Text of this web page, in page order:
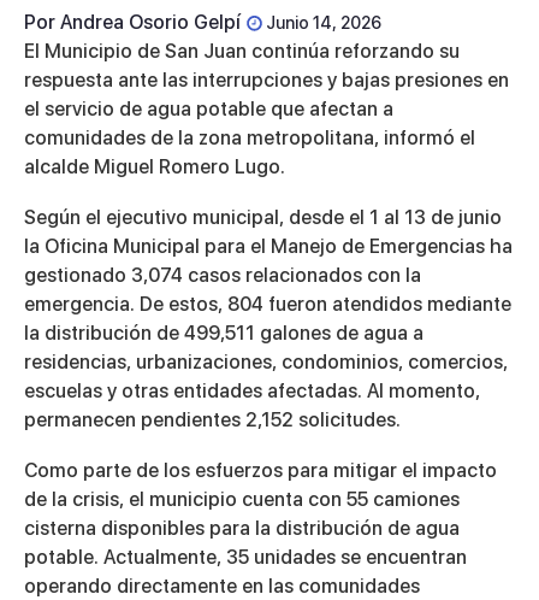
Por Andrea Osorio Gelpí Junio 14, 2026
El Municipio de San Juan continúa reforzando su
respuesta ante las interrupciones y bajas presiones en
el servicio de agua potable que afectan a
comunidades de la zona metropolitana, informó el
alcalde Miguel Romero Lugo.
Según el ejecutivo municipal, desde el 1 al 13 de junio
la Oficina Municipal para el Manejo de Emergencias ha
gestionado 3,074 casos relacionados con la
emergencia. De estos, 804 fueron atendidos mediante
la distribución de 499,511 galones de agua a
residencias, urbanizaciones, condominios, comercios,
escuelas y otras entidades afectadas. Al momento,
permanecen pendientes 2,152 solicitudes.
Como parte de los esfuerzos para mitigar el impacto
de la crisis, el municipio cuenta con 55 camiones
cisterna disponibles para la distribución de agua
potable. Actualmente, 35 unidades se encuentran
operando directamente en las comunidades